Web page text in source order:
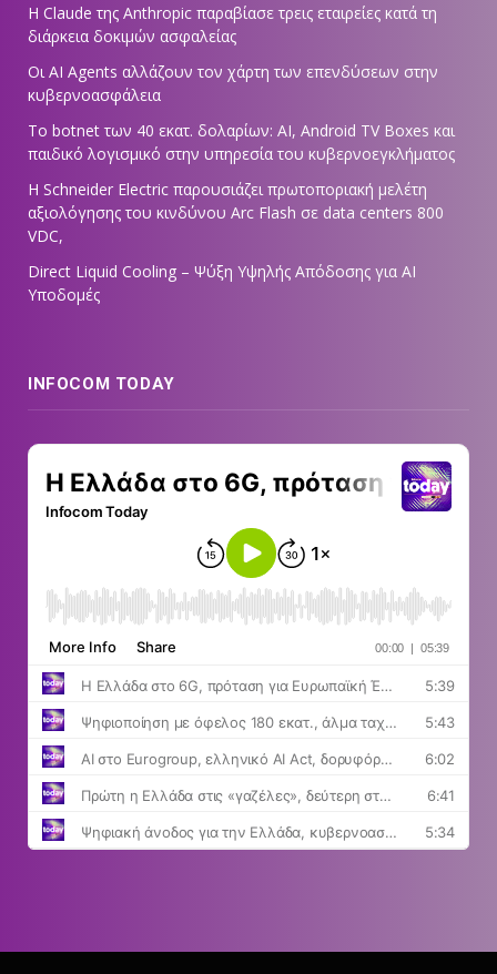
Η Claude της Anthropic παραβίασε τρεις εταιρείες κατά τη
διάρκεια δοκιμών ασφαλείας
Οι AI Agents αλλάζουν τον χάρτη των επενδύσεων στην
κυβερνοασφάλεια
Το botnet των 40 εκατ. δολαρίων: AI, Android TV Boxes και
παιδικό λογισμικό στην υπηρεσία του κυβερνοεγκλήματος
Η Schneider Electric παρουσιάζει πρωτοποριακή μελέτη
αξιολόγησης του κινδύνου Arc Flash σε data centers 800
VDC,
Direct Liquid Cooling – Ψύξη Υψηλής Απόδοσης για AI
Υποδομές
INFOCOM TODAY